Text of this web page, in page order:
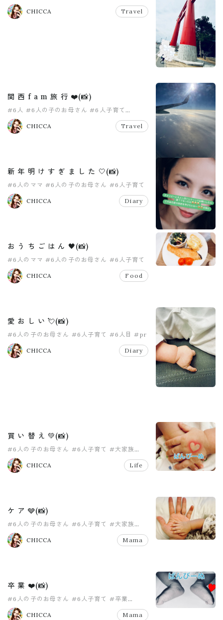
#大家族
CHICCA
Travel
関 西 f a m 旅 行 ❤️(📸)
#6人 #6人の子のお母さん #6人子育て
#おかあさん
CHICCA
Travel
新 年 明 け す ぎ ま し た 🤍(📸)
#6人のママ #6人の子のお母さん #6人子育て
#6人目
CHICCA
Diary
お う ち ご は ん 🖤(📸)
#6人のママ #6人の子のお母さん #6人子育て
#6人目
CHICCA
Food
愛 お し い 💘(📸)
#6人の子のお母さん #6人子育て #6人目
#pr
#大家族
CHICCA
Diary
買 い 替 え 💚(📸)
#6人の子のお母さん #6人子育て #大家族
#大家族ママ
CHICCA
Life
ケ ア 🩶(📸)
#6人の子のお母さん #6人子育て #大家族
#大家族ママ
#女の子育児
CHICCA
Mama
卒 業 ❤️(📸)
#6人の子のお母さん #6人子育て #卒業
#女の子ママ
#子育てブログ
CHICCA
Mama